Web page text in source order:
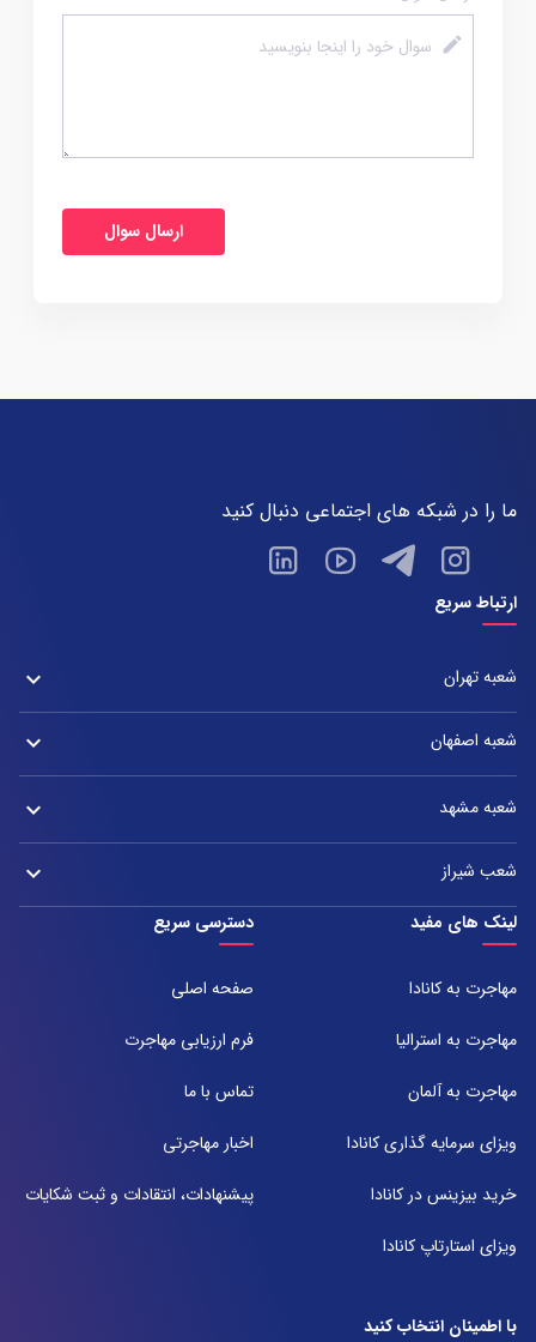
ارتباط سریع
شعبه تهران keyboard_arrow_down
آدرس:
شعبه تهران : خیابان ولیعصر، بین چهار راه پسیان و زعفرانیه – پلاک 2880
تلفن:
021-37972000
شعبه اصفهان keyboard_arrow_down
دفتر اصفهان: میدان آزادی، خیابان سعادت آباد، هولدینگ پارس پندار نهاد
تلفن:
021-43000054
شعبه مشهد keyboard_arrow_down
مشهد، بلوار هفت تیر نبش هفت تیر ۸ برج اداری آرمیتاژ طبقه ۱۶ واحد ۱۶۰۵
تلفن:
051-31737000
شعب شیراز keyboard_arrow_down
شعبه 1
آدرس:
تلفن:
شعبه 2
تلفن:
لینک های مفید
مهاجرت به کانادا
مهاجرت به استرالیا
مهاجرت به آلمان
ویزای سرمایه گذاری کانادا
خرید بیزینس در کانادا
ویزای استارتاپ کانادا
دسترسی سریع
صفحه اصلی
فرم ارزیابی مهاجرت
تماس با ما
اخبار مهاجرتی
پیشنهادات، انتقادات و ثبت شکایات
با اطمینان انتخاب کنید
ما را در شبکه های اجتماعی دنبال کنید